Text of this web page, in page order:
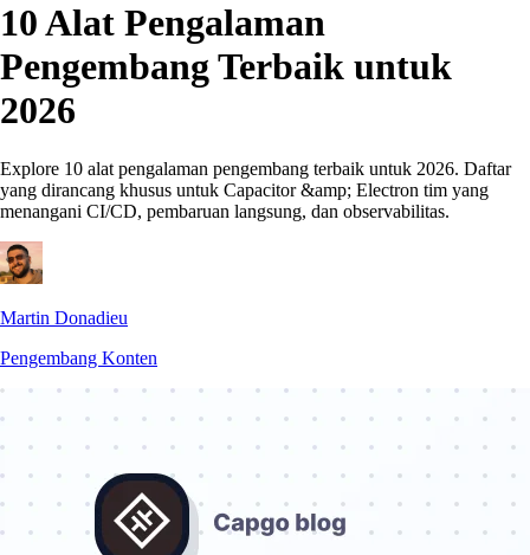
10 Alat Pengalaman
Pengembang Terbaik untuk
2026
Explore 10 alat pengalaman pengembang terbaik untuk 2026. Daftar
yang dirancang khusus untuk Capacitor &amp; Electron tim yang
menangani CI/CD, pembaruan langsung, dan observabilitas.
Martin Donadieu
Pengembang Konten